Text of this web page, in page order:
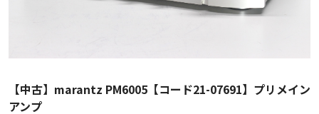
【中古】marantz PM6005【コード21-07691】プリメイン
アンプ